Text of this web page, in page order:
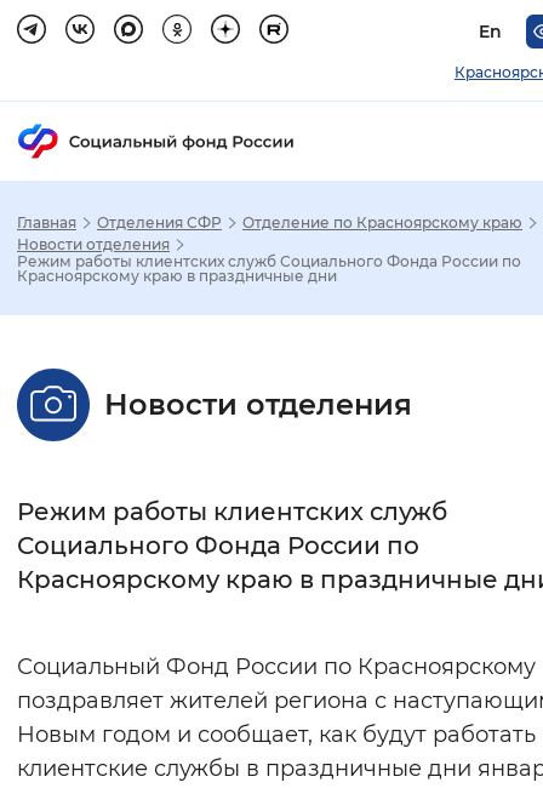
En
Стандартный Увеличенный
Без засечек С засечками
Интервал между буквами
Цвет сайта
Монохромный Инверсивный
Главная Отделения СФР
Отделение по Красноярскому краю
Новости отделения
Режим работы клиентских служб Социального Фонда России по
Красноярскому краю в праздничные дни
Новости отделения
Режим работы клиентских служб
Социального Фонда России по
Красноярскому краю в праздничные
Социальный Фонд России по
поздравляет жителей региона с
Новым годом и сообщает, как будут работать
клиентские службы в праздничные дни